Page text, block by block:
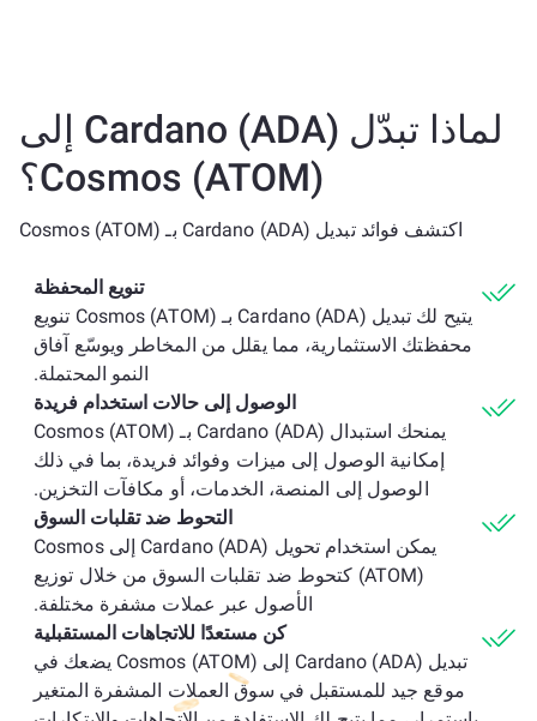
لماذا تبدّل Cardano (ADA) إلى
Cosmos (ATOM)؟
اكتشف فوائد تبديل Cardano (ADA) بـ Cosmos (ATOM)
تنويع المحفظة
يتيح لك تبديل Cardano (ADA) بـ Cosmos (ATOM) تنويع
محفظتك الاستثمارية، مما يقلل من المخاطر ويوسّع آفاق
النمو المحتملة.
الوصول إلى حالات استخدام فريدة
يمنحك استبدال Cardano (ADA) بـ Cosmos (ATOM)
إمكانية الوصول إلى ميزات وفوائد فريدة، بما في ذلك
الوصول إلى المنصة، الخدمات، أو مكافآت التخزين.
التحوط ضد تقلبات السوق
يمكن استخدام تحويل Cardano (ADA) إلى Cosmos
(ATOM) كتحوط ضد تقلبات السوق من خلال توزيع
الأصول عبر عملات مشفرة مختلفة.
كن مستعدًا للاتجاهات المستقبلية
تبديل Cardano (ADA) إلى Cosmos (ATOM) يضعك في
موقع جيد للمستقبل في سوق العملات المشفرة المتغير